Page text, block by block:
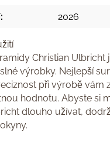
2026
Christian Ulbricht
výrobky. Nejlepší
při výrobě vám
hodnotu. Abyste si
dlouho užívat,